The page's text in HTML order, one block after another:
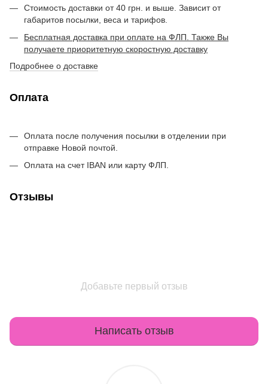
Стоимость доставки от 40 грн. и выше. Зависит от
габаритов посылки, веса и тарифов.
Бесплатная доставка при оплате на ФЛП. Также Вы
получаете приоритетную скоростную доставку
Подробнее о доставке
Оплата
Оплата после получения посылки в отделении при
отправке Новой почтой.
Оплата на счет IBAN или карту ФЛП.
Отзывы
Добавьте первый отзыв
Написать отзыв